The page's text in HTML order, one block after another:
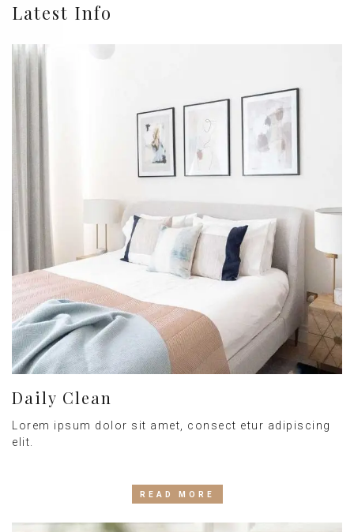
Latest Info
Daily Clean
Lorem ipsum dolor sit amet, consect etur adipiscing
elit.
READ MORE